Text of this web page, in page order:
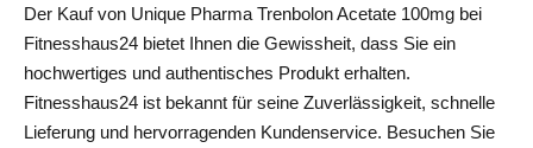
Der Kauf von Unique Pharma Trenbolon Acetate 100mg bei
Fitnesshaus24 bietet Ihnen die Gewissheit, dass Sie ein
hochwertiges und authentisches Produkt erhalten.
Fitnesshaus24 ist bekannt für seine Zuverlässigkeit, schnelle
Lieferung und hervorragenden Kundenservice. Besuchen Sie